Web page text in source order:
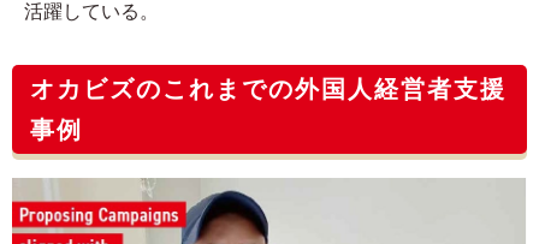
活躍している。
オカビズのこれまでの外国人経営者支援
事例